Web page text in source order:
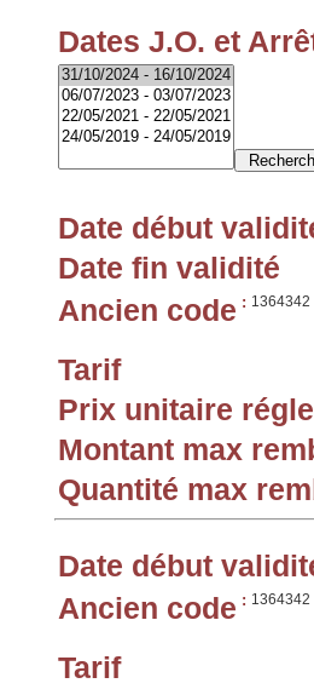
Dates J.O. et
Date début
Date fin validité
Ancien code : 1364342
Tarif
Prix unitaire
Montant max
Quantité max
Date début
Ancien code : 1364342
Tarif